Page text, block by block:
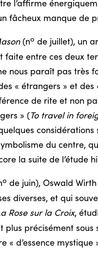
l’affirme
fâcheux manque de
(no de juillet), un
faite entre ces deux
nous paraît pas très
« étrangers » et
de rite et non
» (To travel in
considérations
du centre,
la suite de l’étude
o de juin), Oswald Wirth
diverses, et qui
Rose sur la Croix,
plus précisément
« d’essence